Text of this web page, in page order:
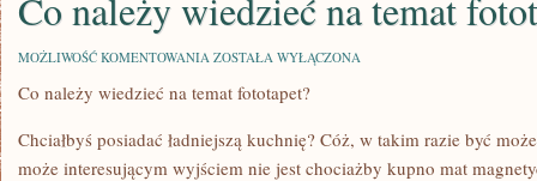
MOŻLIWOŚĆ KOMENTOWANIA CO
WIEDZIEĆ
FOTOTAPET?
ZOSTAŁA WYŁĄCZONA
Co należy wiedzieć na temat fototapet?
Chciałbyś posiadać ładniejszą kuchnię? Cóż, w takim razie być
może interesującym wyjściem nie jest chociażby kupno mat